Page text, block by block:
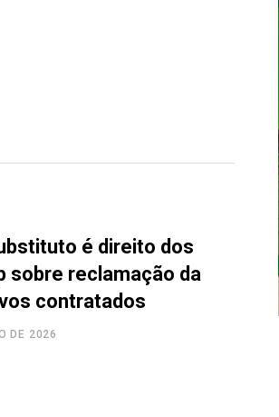
é direito dos
sobre reclamação da
contratados
DE 2026